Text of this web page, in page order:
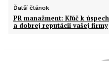
Ďalší článok
PR manažment: Kľúč k
a dobrej reputácii vašej firmy